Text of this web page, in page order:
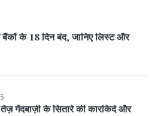
बैंकों के 18 दिन बंद, जानिए लिस्ट और
गेंदबाज़ी के सितारे की कारकिर्द और